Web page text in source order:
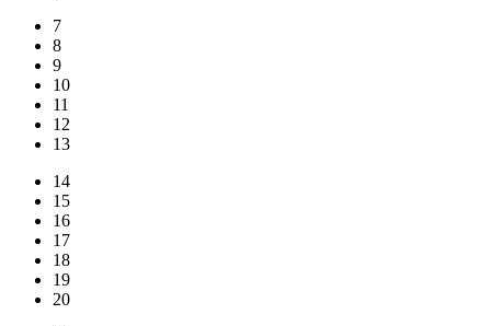
7
8
9
10
11
12
13
14
15
16
17
18
19
20